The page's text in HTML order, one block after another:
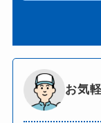
お気